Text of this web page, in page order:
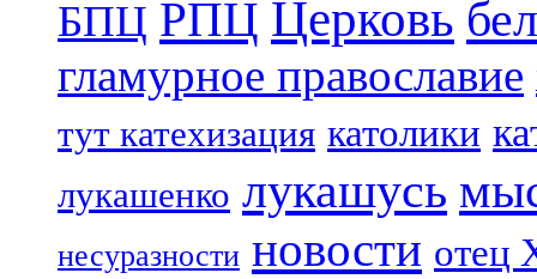
БПЦ РПЦ Церковь
гламурное православие
тут катехизация католики
лукашенко лукашусь
несуразности новости отец